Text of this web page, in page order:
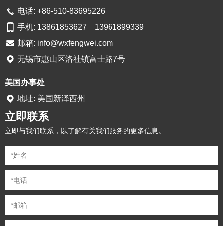
电话: +86-510-83695226
手机: 13861853627 13961899339
邮箱: info@wxfengwei.com
无锡市惠山区洛社镇富士路7号
美国办事处
地址: 美国新泽西州
立即联系
立即与我们联系，以了解有关我们服务的更多信息。